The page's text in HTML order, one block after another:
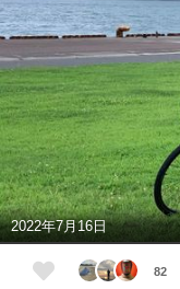
2022年7月16日
82